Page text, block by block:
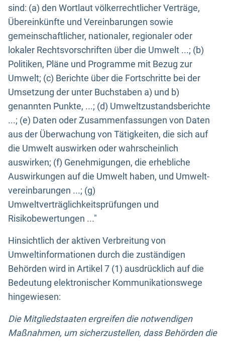
sind: (a) den Wortlaut völkerrechtlicher Verträge,
Übereinkünfte und Vereinbarungen sowie
gemeinschaftlicher, nationaler, regionaler oder
lokaler Rechtsvorschriften über die Umwelt ...; (b)
Politiken, Pläne und Programme mit Bezug zur
Umwelt; (c) Berichte über die Fortschritte bei der
Umsetzung der unter Buchstaben a) und b)
genannten Punkte, ...; (d) Umweltzustandsberichte
...; (e) Daten oder Zusammenfassungen von Daten
aus der Überwachung von Tätigkeiten, die sich auf
die Umwelt auswirken oder wahrscheinlich
auswirken; (f) Genehmigungen, die erhebliche
Auswirkungen auf die Umwelt haben, und Umwelt-
vereinbarungen ...; (g)
Umweltverträglichkeitsprüfungen und
Risikobewertungen ..."
Hinsichtlich der aktiven Verbreitung von
Umweltinformationen durch die zuständigen
Behörden wird in Artikel 7 (1) ausdrücklich auf die
Bedeutung elektronischer Kommunikationswege
hingewiesen:
Die Mitgliedstaaten ergreifen die notwendigen
Maßnahmen, um sicherzustellen, dass Behörden die